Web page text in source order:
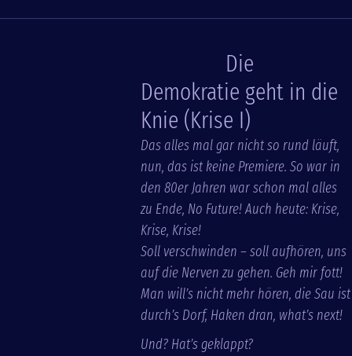
Die
Demokratie geht in die
Knie (Krise I)
Das alles mal gar nicht so rund läuft,
nun, das ist keine Premiere. So war in
den 80er Jahren war schon mal alles
zu Ende, No Future! Auch heute: Krise,
Krise, Krise!
Soll verschwinden – soll aufhören, uns
auf die Nerven zu gehen. Geh mir fott!
Man will’s nicht mehr hören, die Sau ist
durch’s Dorf, Haken dran, what’s next!
Und? Hat’s geklappt?